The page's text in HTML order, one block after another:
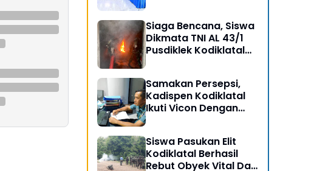
Siaga Bencana, Siswa
Dikmata TNI AL 43/1
Pusdiklek Kodiklatal
Kobocoran
Samakan Persepsi,
Kadispen Kodiklatal
Ikuti Vicon Dengan
Siswa Pasukan Elit
Kodiklatal Berhasil
Rebut Obyek Vital Dari